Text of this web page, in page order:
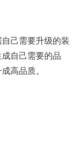
己需要升级的装
自己需要的品
高品质。